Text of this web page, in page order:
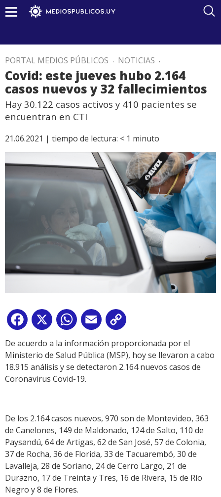
PORTAL MEDIOS PÚBLICOS . NOTICIAS .
Covid: este jueves hubo 2.164
casos nuevos y 32 fallecimientos
Hay 30.122 casos activos y 410 pacientes se
encuentran en CTI
21.06.2021 | tiempo de lectura: < 1 minuto
Facebook
X WhatsApp
Email
Link
De acuerdo a la información proporcionada por el
Ministerio de Salud Pública (MSP), hoy se llevaron a cabo
18.915 análisis y se detectaron 2.164 nuevos casos de
Coronavirus Covid-19.
De los 2.164 casos nuevos, 970 son de Montevideo, 363
de Canelones, 149 de Maldonado, 124 de Salto, 110 de
Paysandú, 64 de Artigas, 62 de San José, 57 de Colonia,
37 de Rocha, 36 de Florida, 33 de Tacuarembó, 30 de
Lavalleja, 28 de Soriano, 24 de Cerro Largo, 21 de
Durazno, 17 de Treinta y Tres, 16 de Rivera, 15 de Río
Negro y 8 de Flores.